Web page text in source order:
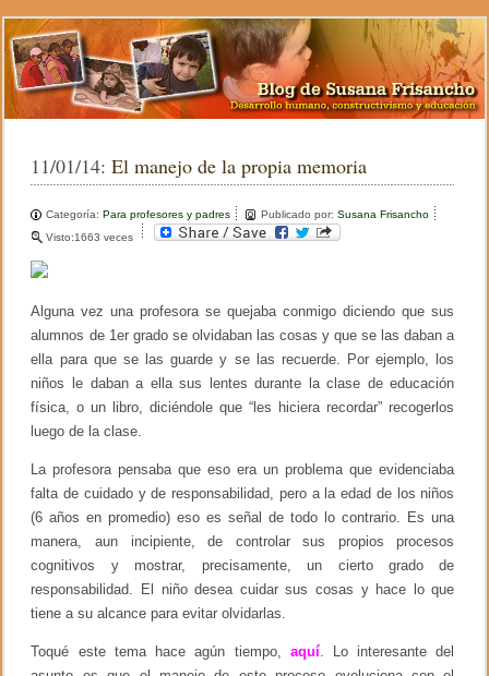
11/01/14:El manejo de la propia memoria
Categoría:Para profesores y padres Publicado por:Susana Frisancho
Visto:1663 veces
Alguna vez una profesora se quejaba conmigo diciendo que sus
alumnos de 1er grado se olvidaban las cosas y que se las daban a
ella para que se las guarde y se las recuerde. Por ejemplo, los
niños le daban a ella sus lentes durante la clase de educación
física, o un libro, diciéndole que “les hiciera recordar” recogerlos
luego de la clase.
La profesora pensaba que eso era un problema que evidenciaba
falta de cuidado y de responsabilidad, pero a la edad de los niños
(6 años en promedio) eso es señal de todo lo contrario. Es una
manera, aun incipiente, de controlar sus propios procesos
cognitivos y mostrar, precisamente, un cierto grado de
responsabilidad. El niño desea cuidar sus cosas y hace lo que
tiene a su alcance para evitar olvidarlas.
Toqué este tema hace agún tiempo, aquí. Lo interesante del